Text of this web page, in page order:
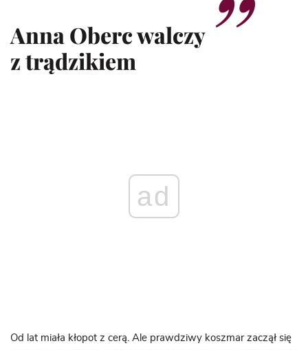
Anna Oberc walczy
z trądzikiem
ad
Od lat miała kłopot z cerą. Ale prawdziwy koszmar zaczął się